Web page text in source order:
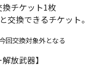
換チケット1枚
交換できるチケット。
回交換対象外となる
放武器】